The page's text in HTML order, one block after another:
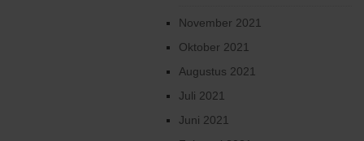
November 2021
Oktober 2021
Augustus 2021
Juli 2021
Juni 2021